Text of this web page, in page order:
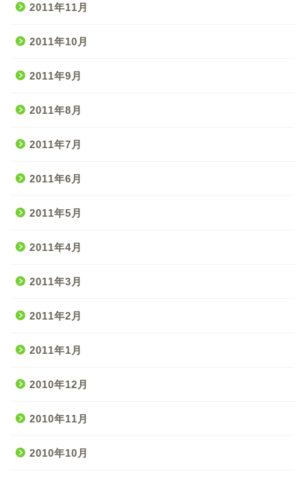
2011年11月
2011年10月
2011年9月
2011年8月
2011年7月
2011年6月
2011年5月
2011年4月
2011年3月
2011年2月
2011年1月
2010年12月
2010年11月
2010年10月